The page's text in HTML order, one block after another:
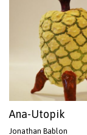
Ana-Utopik
Jonathan Bablon